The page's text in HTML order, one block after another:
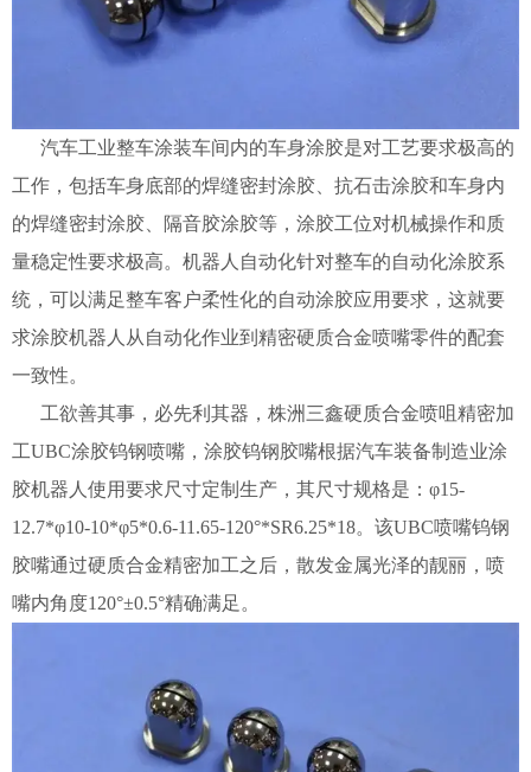
汽车工业整车涂装车间内的车身涂胶是对工艺要求极高的
工作，包括车身底部的焊缝密封涂胶、抗石击涂胶和车身内
的焊缝密封涂胶、隔音胶涂胶等，涂胶工位对机械操作和质
量稳定性要求极高。机器人自动化针对整车的自动化涂胶系
统，可以满足整车客户柔性化的自动涂胶应用要求，这就要
求涂胶机器人从自动化作业到精密硬质合金喷嘴零件的配套
一致性。
工欲善其事，必先利其器，株洲三鑫硬质合金喷咀精密加
工UBC涂胶钨钢喷嘴，涂胶钨钢胶嘴根据汽车装备制造业涂
胶机器人使用要求尺寸定制生产，其尺寸规格是：φ15-
12.7*φ10-10*φ5*0.6-11.65-120°*SR6.25*18。该UBC喷嘴钨钢
胶嘴通过硬质合金精密加工之后，散发金属光泽的靓丽，喷
嘴内角度120°±0.5°精确满足。